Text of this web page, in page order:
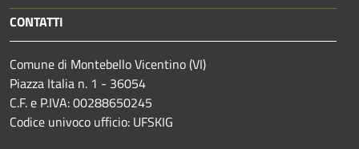
CONTATTI
Comune di Montebello Vicentino (VI)
Piazza Italia n. 1 - 36054
C.F. e P.IVA: 00288650245
Codice univoco ufficio: UFSKIG